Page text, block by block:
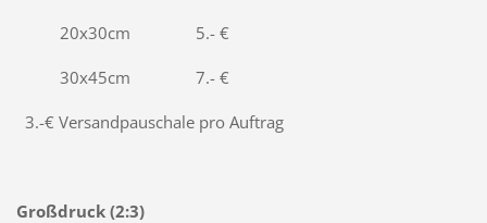
20x30cm 5.- €
30x45cm 7.- €
3.-€ Versandpauschale pro Auftrag
Großdruck (2:3)